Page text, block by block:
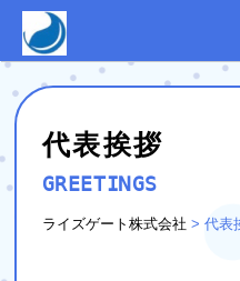
代表挨拶
GREETINGS
ライズゲート株式会社 > 代表